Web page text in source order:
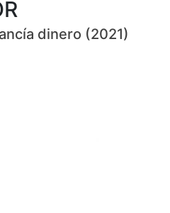
dinero (2021)